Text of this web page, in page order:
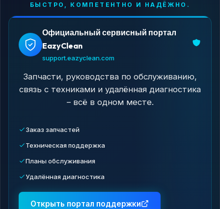
БЫСТРО, КОМПЕТЕНТНО И НАДЁЖНО.
Официальный сервисный портал
EazyClean
support.eazyclean.com
Запчасти, руководства по обслуживанию,
связь с техниками и удалённая диагностика
– всё в одном месте.
Заказ запчастей
Техническая поддержка
Планы обслуживания
Удалённая диагностика
Открыть портал поддержки